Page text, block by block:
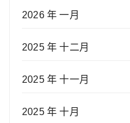
2026 年 一月
2025 年 十二月
2025 年 十一月
2025 年 十月